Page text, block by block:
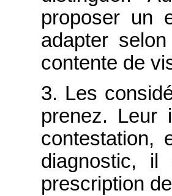
proposer un
adapter
contente de
3. Les
prenez. Leur
contestation,
diagnostic, il
prescription